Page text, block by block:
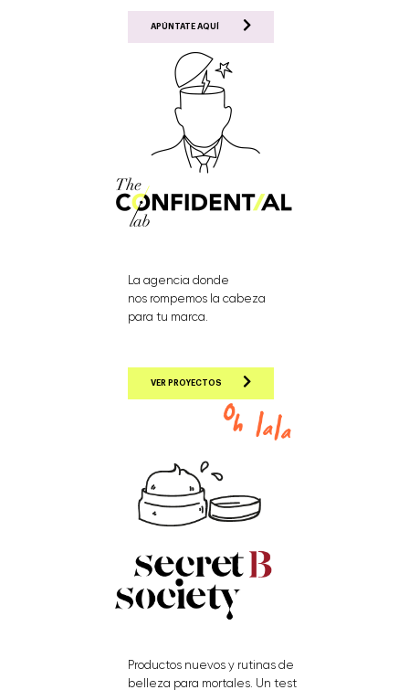
APÚNTATE AQUÍ
La agencia donde
nos rompemos la cabeza
para tu marca.
VER PROYECTOS
Productos nuevos y rutinas de
belleza para mortales. Un test